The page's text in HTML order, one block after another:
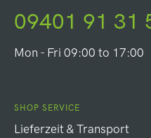
09401 91 31
Mon - Fri 09:00 to 17:00
SHOP SERVICE
Lieferzeit & Transport